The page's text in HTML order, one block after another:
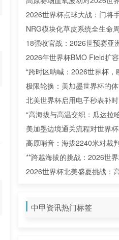
调控机制研究
2026世界杯点球大战：门将
场数据深度解析
NRG模块化草皮系统全生命
界杯的技术演进路径
18强收官战：2026世预赛亚
读
2026年世界杯BMO Field扩
演化与声学传播特性研究
“跨时区呐喊：2026世界杯，
极限轮换：美加墨世界杯的
北美世界杯启用电子秒表补
精确到秒
“高海拔与高温交织：瓜达拉
略解析”
美加墨边境通关流程对世界
颈效应研究
高原哨音：海拔2240米对裁
理冲击解析
**跨越海拔的挑战：2026世
弈**
2026世界杯北美盛夏挑战：
中甲资讯热门标签